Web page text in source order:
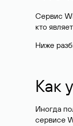
Сервис
кто
Ниже
Как
Иногда
сервисе